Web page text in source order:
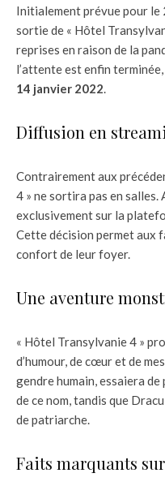
Initialement prévue pour le
sortie de « Hôtel
reprises en raison de la
l’attente est enfin
14 janvier 2022.
Diffusion en
Contrairement aux
4 » ne sortira pas en salles.
exclusivement sur la
Cette décision permet aux
confort de leur foyer.
Une aventure
« Hôtel Transylvanie 4 »
d’humour, de cœur et de
gendre humain, essaiera
de ce nom, tandis que
de patriarche.
Faits marquants